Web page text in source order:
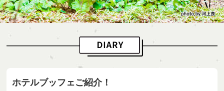
ホテルブッフェご紹介！